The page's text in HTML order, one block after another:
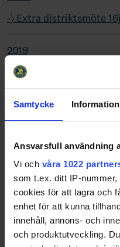
Samtycke Information
Ansvarsfull användning
Vi och våra 1022
som t.ex. ditt IP-
cookies för att lagra och
enhet för att kunna
innehåll, annons- och
och produktutveckling.
-〉 Extra distriktsmöte
2019
2018
2016
2015
2014
2013